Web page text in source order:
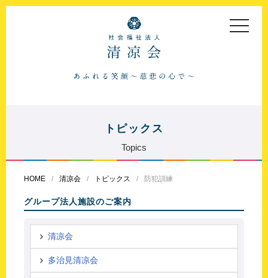
toggle
トピックス
Topics
HOME 清凉会 トピックス 防犯訓練
グループ法人施設のご案内
清凉会
多治見清凉会